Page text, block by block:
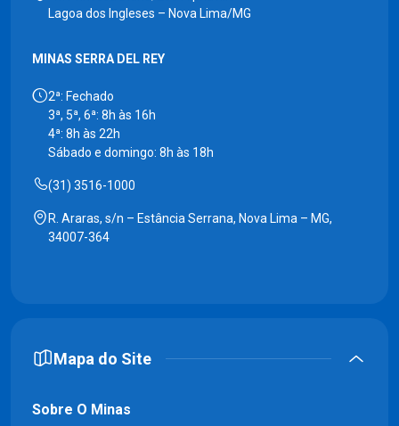
Lagoa dos Ingleses – Nova Lima/MG
MINAS SERRA DEL REY
2ª: Fechado
3ª, 5ª, 6ª: 8h às 16h
4ª: 8h às 22h
Sábado e domingo: 8h às 18h
(31) 3516-1000
R. Araras, s/n – Estância Serrana, Nova Lima – MG,
34007-364
Mapa do Site
Sobre O Minas